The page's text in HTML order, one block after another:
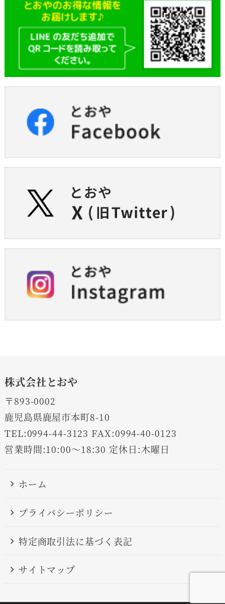
株式会社とおや
〒893-0002
鹿児島県鹿屋市本町8-10
TEL:0994-44-3123 FAX:0994-40-0123
営業時間:10:00～18:30 定休日:木曜日
ホーム
プライバシーポリシー
特定商取引法に基づく表記
サイトマップ